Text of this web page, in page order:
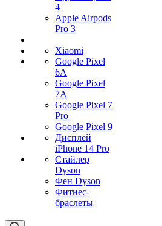
4
Apple Airpods
Pro 3
Xiaomi
Google Pixel
6A
Google Pixel
7А
Google Pixel 7
Pro
Google Pixel 9
Дисплей
iPhone 14 Pro
Стайлер
Dyson
Фен Dyson
Фитнес-
браслеты